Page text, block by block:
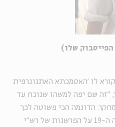
שלו)
לו 'האסמכתא האתנוגרפית
״זה שם יפה למשהו שנוכח עד
הדוגמה הכי פשוטה לכך
היא מישהו שכותב באמצע המאה ה-19 על הפרשנות של רש״י